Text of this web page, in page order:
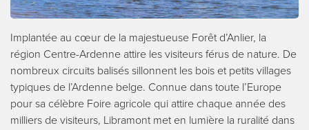
Implantée au cœur de la majestueuse Forêt d’Anlier, la
région Centre-Ardenne attire les visiteurs férus de nature. De
nombreux circuits balisés sillonnent les bois et petits villages
typiques de l’Ardenne belge. Connue dans toute l’Europe
pour sa célèbre Foire agricole qui attire chaque année des
milliers de visiteurs, Libramont met en lumière la ruralité dans